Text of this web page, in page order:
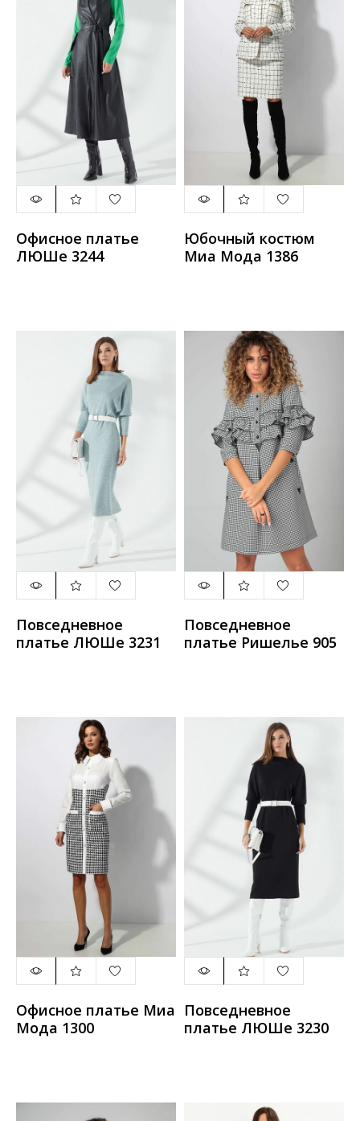
Офисное платье
ЛЮШе 3244
Юбочный костюм
Миа Мода 1386
Повседневное
платье ЛЮШе 3231
Повседневное
платье Ришелье 905
Офисное платье Миа
Мода 1300
Повседневное
платье ЛЮШе 3230